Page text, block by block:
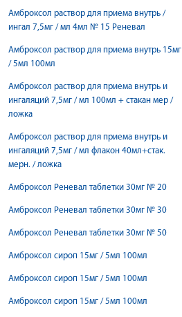
Амброксол раствор для приема внутрь /
ингал 7,5мг / мл 4мл № 15 Реневал
Амброксол раствор для приема внутрь 15мг
/ 5мл 100мл
Амброксол раствор для приема внутрь и
ингаляций 7,5мг / мл 100мл + стакан мер /
ложка
Амброксол раствор для приема внутрь и
ингаляций 7,5мг / мл флакон 40мл+стак.
мерн. / ложка
Амброксол Реневал таблетки 30мг № 20
Амброксол Реневал таблетки 30мг № 30
Амброксол Реневал таблетки 30мг № 50
Амброксол сироп 15мг / 5мл 100мл
Амброксол сироп 15мг / 5мл 100мл
Амброксол сироп 15мг / 5мл 100мл